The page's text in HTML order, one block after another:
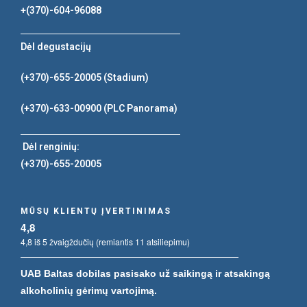
+(370)-604-96088
Dėl degustacijų
(+370)-655-20005 (Stadium)
(+370)-633-00900 (PLC Panorama)
Dėl renginių:
(+370)-655-20005
MŪSŲ KLIENTŲ ĮVERTINIMAS
4,8
4,8 iš 5 žvaigždučių (remiantis 11 atsiliepimu)
UAB Baltas dobilas pasisako už saikingą ir atsakingą
alkoholinių gėrimų vartojimą.